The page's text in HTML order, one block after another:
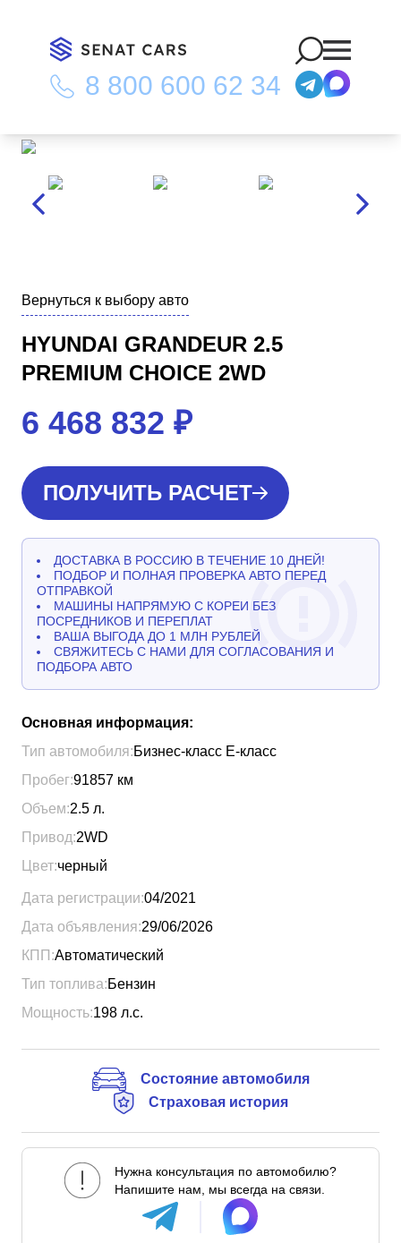
8 800 600 62 34
Главная Каталог/Hyundai Grandeur 2.5 Premium Choice 2WD
Вернуться к выбору авто
HYUNDAI GRANDEUR 2.5
PREMIUM CHOICE 2WD
6 468 832 ₽
ПОЛУЧИТЬ РАСЧЕТ
ДОСТАВКА В РОССИЮ В ТЕЧЕНИЕ 10 ДНЕЙ!
ПОДБОР И ПОЛНАЯ ПРОВЕРКА АВТО ПЕРЕД
ОТПРАВКОЙ
МАШИНЫ НАПРЯМУЮ С КОРЕИ БЕЗ
ПОСРЕДНИКОВ И ПЕРЕПЛАТ
ВАША ВЫГОДА ДО 1 МЛН РУБЛЕЙ
СВЯЖИТЕСЬ С НАМИ ДЛЯ СОГЛАСОВАНИЯ И
ПОДБОРА АВТО
Основная информация:
Тип автомобиля:Бизнес-класс Е-класс
Пробег:91857 км
Объем:2.5 л.
Привод:2WD
Цвет:черный
Дата регистрации:04/2021
Дата объявления:29/06/2026
КПП:Автоматический
Тип топлива:Бензин
Мощность:198 л.с.
Состояние автомобиля
Страховая история
Нужна консультация по автомобилю?
Напишите нам, мы всегда на связи.